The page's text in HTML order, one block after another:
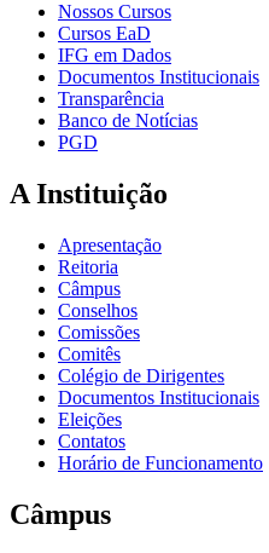
Nossos Cursos
Cursos EaD
IFG em Dados
Documentos Institucionais
Transparência
Banco de Notícias
PGD
A Instituição
Apresentação
Reitoria
Câmpus
Conselhos
Comissões
Comitês
Colégio de Dirigentes
Documentos Institucionais
Eleições
Contatos
Horário de Funcionamento
Câmpus